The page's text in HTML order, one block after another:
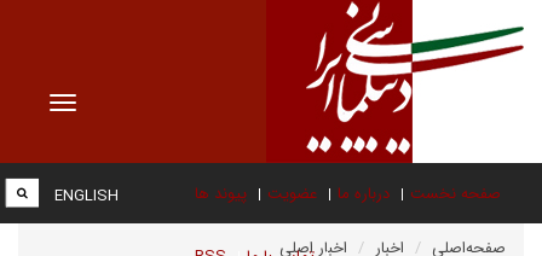
Toggle
صفحه نخست درباره ما عضویت پیوند ها ENGLISH
صفحه‌اصلی اخبار
اخبار اصلی